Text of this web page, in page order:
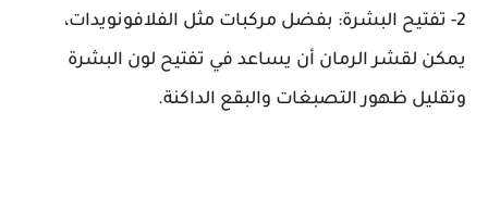
2- تفتيح البشرة: بفضل مركبات مثل الفلافونويدات،
يمكن لقشر الرمان أن يساعد في تفتيح لون البشرة
وتقليل ظهور التصبغات والبقع الداكنة.